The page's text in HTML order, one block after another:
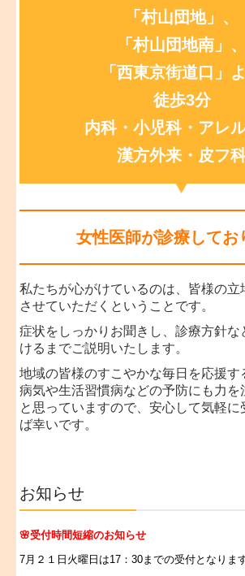
「村山団地」、
「村山団地南」、
「西東京街道口」
徒歩3分
内科・小児科・ アレ
漢方外来・ 皮フ
女性医師が診療してお
私たちが心がけているのは、皆様の立
させていただくということです。
症状をしっかりお聞きし、診療方針な
けるまでご説明いたします。
地域の皆様のすこやかな毎日を応援す
病気や生活習慣病などの予防にも力を
と思っていますので、安心して気軽に
ば幸いです。
お知らせ
🌸受付時間短縮のお知らせ
7月２１日火曜日は17：30までの受付となります